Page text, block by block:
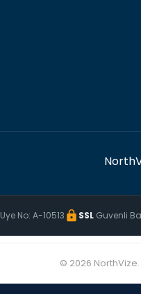
Uye No: A-10513 SSLGuvenli
© 2026 NorthVize.